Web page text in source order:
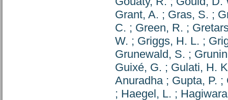
Grant, A. ; Gras, S. ;
C. ; Green, R. ;
W. ; Griggs, H. L. ;
Grunewald, S. ;
Guixé, G. ; Gulati, H.
Anuradha; Gupta, P. ;
; Haegel, L. ;